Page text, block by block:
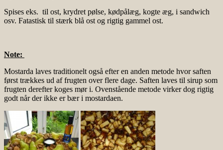
Spises eks. til ost, krydret pølse, kødpålæg, kogte æg, i sandwich
osv. Fatastisk til stærk blå ost og rigtig gammel ost.
Note:
Mostarda laves traditionelt også efter en anden metode hvor saften
først trækkes ud af frugten over flere dage. Saften laves til sirup som
frugten derefter koges mør i. Ovenstående metode virker dog rigtig
godt når der ikke er bær i mostardaen.